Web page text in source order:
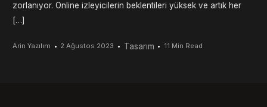
zorlanıyor. Online izleyicilerin beklentileri yüksek ve artık her
[…]
Arin Yazılım 2 Ağustos 2023 Tasarım 11 Min Read